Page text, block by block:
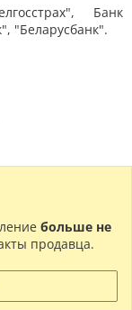
Банк
"Беларусбанк".
больше не
продавца.